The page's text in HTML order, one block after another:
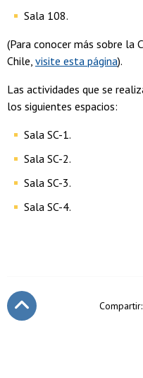
Sala 108.
(Para conocer más sobre la
Chile, visite esta página).
Las actividades que se
los siguientes espacios:
Sala SC-1.
Sala SC-2.
Sala SC-3.
Sala SC-4.
Compartir: